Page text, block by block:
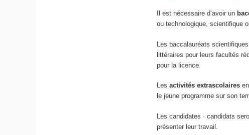
Il est nécessaire d’avoir un
ou technologique, scientifique
Les baccalauréats
littéraires pour leurs facultés
pour la licence.
Lesactivités extrascolaires
le jeune programme sur son
Les candidates · candidats
présenter leur travail.